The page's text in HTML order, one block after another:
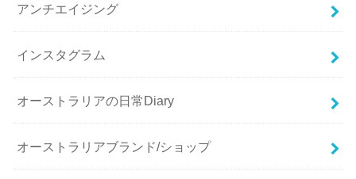
アンチエイジング
インスタグラム
オーストラリアの日常Diary
オーストラリアブランド/ショップ